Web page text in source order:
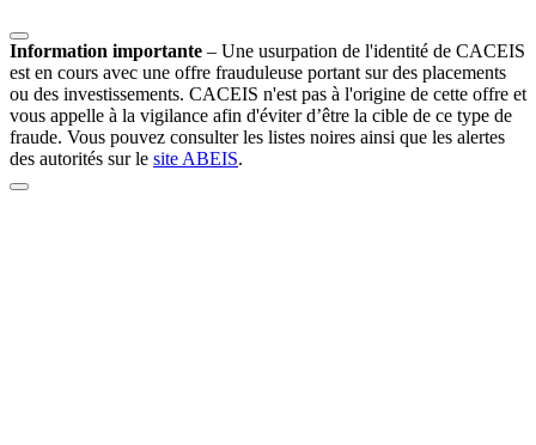
Information importante – Une usurpation de l'identité de CACEIS
est en cours avec une offre frauduleuse portant sur des placements
ou des investissements. CACEIS n'est pas à l'origine de cette offre et
vous appelle à la vigilance afin d'éviter d’être la cible de ce type de
fraude. Vous pouvez consulter les listes noires ainsi que les alertes
des autorités sur le site ABEIS.